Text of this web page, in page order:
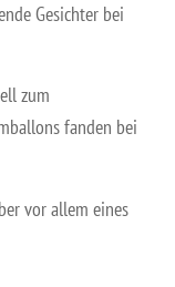
Gesichter bei
zum
fanden bei
vor allem eines